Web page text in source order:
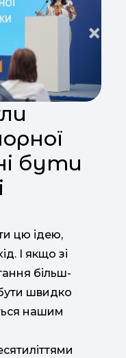
бути
цю ідею,
І якщо зі
більш-
швидко
нашим